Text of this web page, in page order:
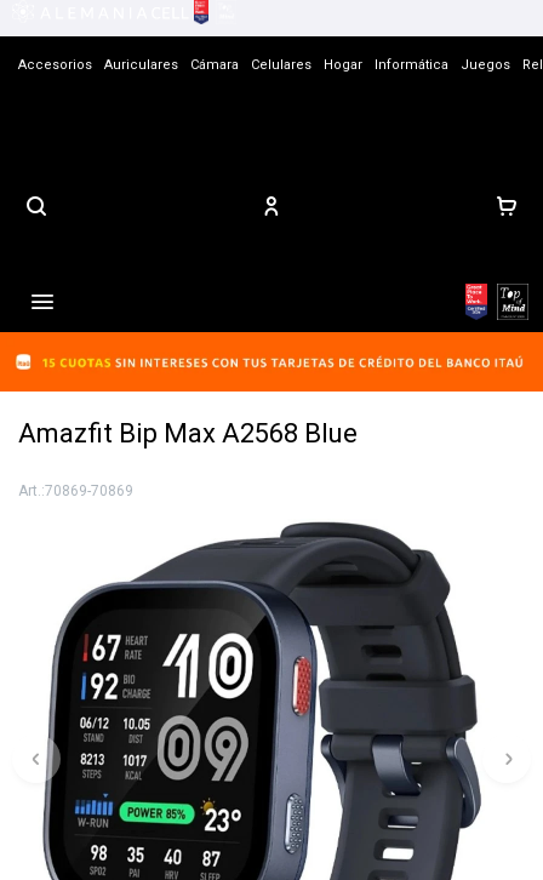
Accesorios Auriculares Cámara Celulares Hogar Informática Juegos

Amazfit Bip Max A2568 Blue
70869-70869